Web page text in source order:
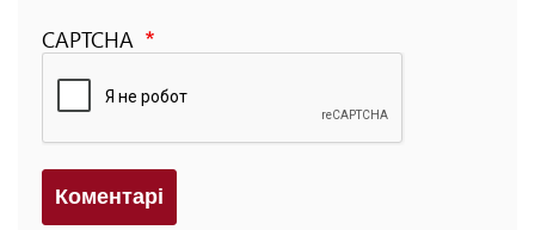
CAPTCHA
Коментарi